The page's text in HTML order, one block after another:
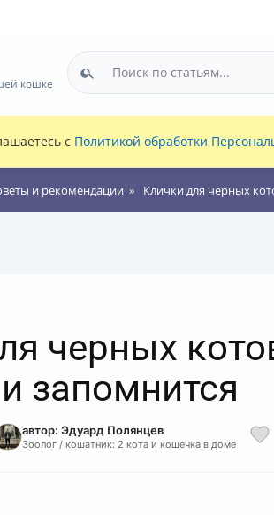
кошке
с Политикой обработки
и рекомендации Клички для черных
черных
запомнится
автор: Эдуард Полянцев
Зоолог / кошатник: 2 кота и кошечка в доме